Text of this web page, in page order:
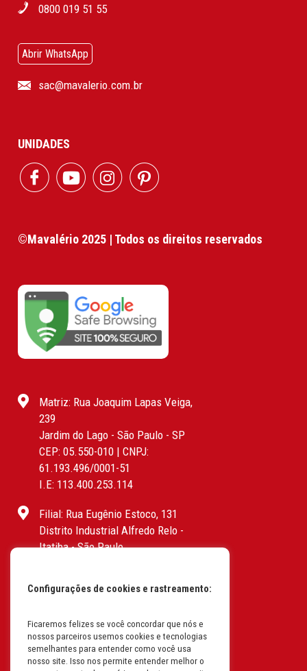
0800 019 51 55
Abrir WhatsApp
sac@mavalerio.com.br
UNIDADES
©Mavalério 2025 | Todos os direitos reservados
Matriz: Rua Joaquim Lapas Veiga,
239
Jardim do Lago - São Paulo - SP
CEP: 05.550-010 | CNPJ:
61.193.496/0001-51
I.E: 113.400.253.114
Filial: Rua Eugênio Estoco, 131
Distrito Industrial Alfredo Relo -
Itatiba - São Paulo
I.E: 382.096.357.1147
Filial: Av. Odila Chaves Rodrigues,
1277
Parque industrial RM - Condomínio
Configurações de cookies e rastreamento:
Ficaremos felizes se você concordar que nós e
nossos parceiros usemos cookies e tecnologias
semelhantes para entender como você usa
nosso site. Isso nos permite entender melhor o